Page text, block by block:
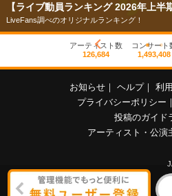
【ライブ動員ランキング 2026年上半
LiveFans調べのオリジナルランキング！
アーティスト数
126,684
コンサート
1,493,408
お知らせ ｜ ヘルプ｜ 利
プライバシーポリシー
投稿のガイド
アーティスト・公演